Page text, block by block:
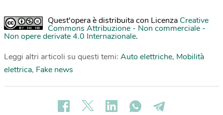
Quest'opera è distribuita con Licenza Creative
Commons Attribuzione - Non commerciale -
Non opere derivate 4.0 Internazionale.
Leggi altri articoli su questi temi: Auto elettriche, Mobilità
elettrica, Fake news